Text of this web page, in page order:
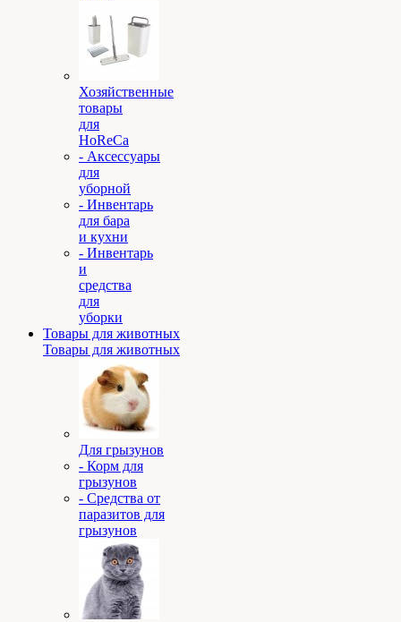
Хозяйственные
товары
для
HoReCa
- Аксессуары
для
уборной
- Инвентарь
для бара
и кухни
- Инвентарь
и
средства
для
уборки
Товары для животных
Товары для животных
Для грызунов
- Корм для
грызунов
- Средства от
паразитов для
грызунов